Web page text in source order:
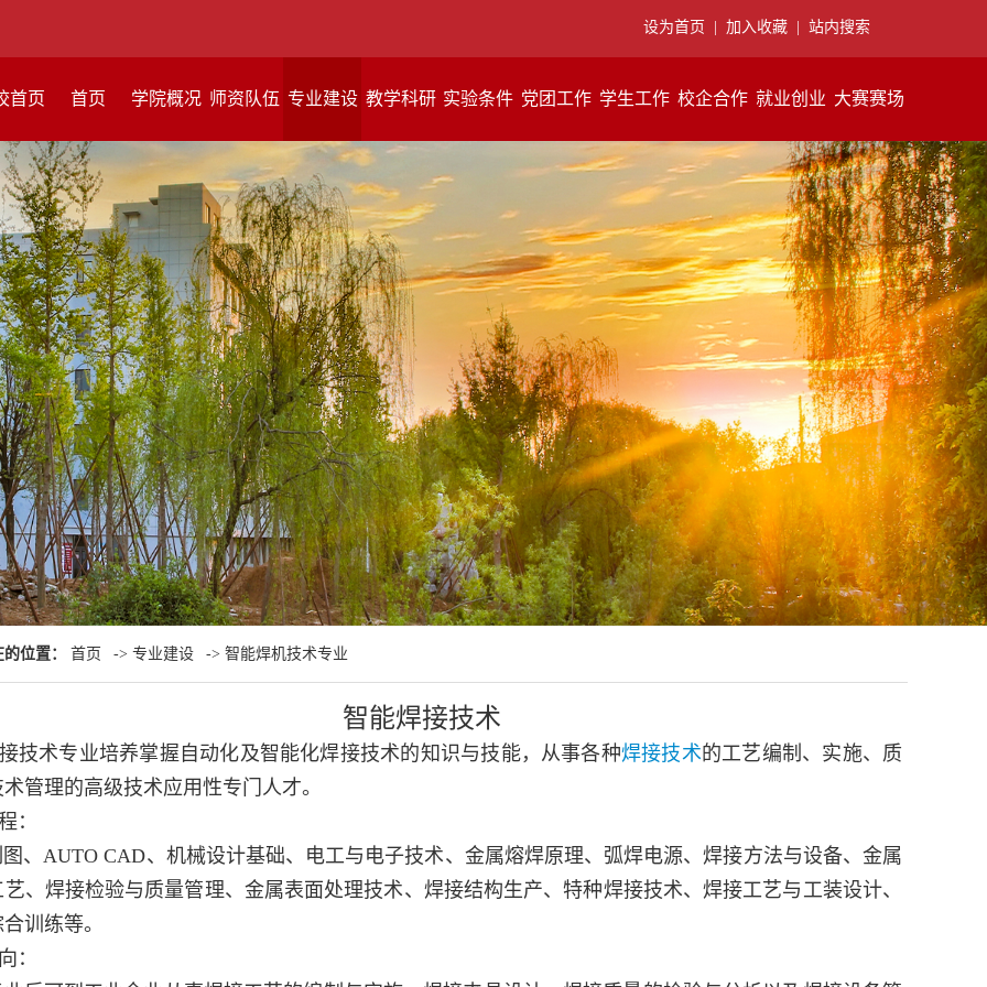
设为首页 加入收藏 站内搜索
首页 首页 学院概况 师资队伍 专业建设 教学科研 实验条件 党团工作 学生工作 校企合作 就业创业 大赛赛场
位置： 首页 -> 专业建设 -> 智能焊机技术专业
智能焊接技术
技术专业培养掌握自动化及智能化焊接技术的知识与技能，从事各种焊接技术的工艺编制、实施、质
管理的高级技术应用性专门人才。
：
、AUTO CAD、机械设计基础、电工与电子技术、金属熔焊原理、弧焊电源、焊接方法与设备、金属
、焊接检验与质量管理、金属表面处理技术、焊接结构生产、特种焊接技术、焊接工艺与工装设计、
训练等。
：